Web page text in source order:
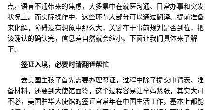
们
评
点。语言不通带来的焦虑，大多集中在就医沟通、日常办事和突发
状况上。而实际操作中，这些环节大部分可以通过翻译、提前准备
来化解，障碍没有想象中那么大，关键在于事前规划是否到位，把
该确认的确认完，信息差自然就会缩小。下面让我们具体来了解
下。
签证入境，必要时请翻译帮忙
去美国生孩子首先需要办理签证，过程中除了提交申请表、准
备材料，还要到大使馆面签，这个过程容易让孕妈紧张，其实大可
不必，美国驻华大使馆的签证官常年在中国生活工作，基本上都能